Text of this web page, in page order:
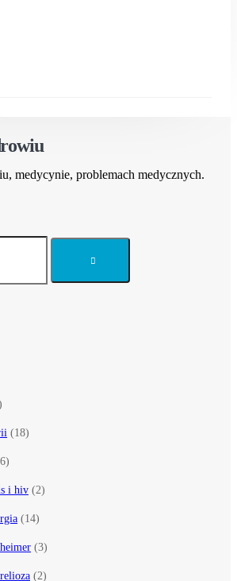
medycynie, problemach medycznych.
(18)
i hiv (2)
(14)
(3)
(2)